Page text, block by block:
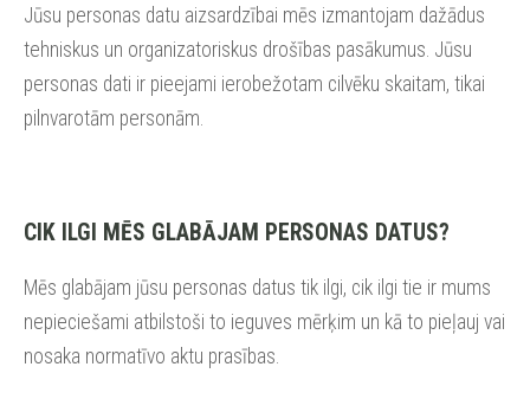
Jūsu personas datu aizsardzībai mēs izmantojam dažādus
tehniskus un organizatoriskus drošības pasākumus. Jūsu
personas dati ir pieejami ierobežotam cilvēku skaitam, tikai
pilnvarotām personām.
CIK ILGI MĒS GLABĀJAM PERSONAS DATUS?
Mēs glabājam jūsu personas datus tik ilgi, cik ilgi tie ir mums
nepieciešami atbilstoši to ieguves mērķim un kā to pieļauj vai
nosaka normatīvo aktu prasības.